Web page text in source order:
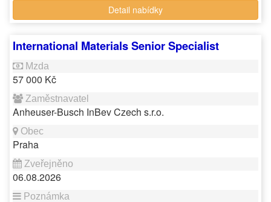
Detail nabídky
International Materials Senior Specialist
57 000 Kč
Anheuser-Busch InBev Czech s.r.o.
Praha
06.08.2026